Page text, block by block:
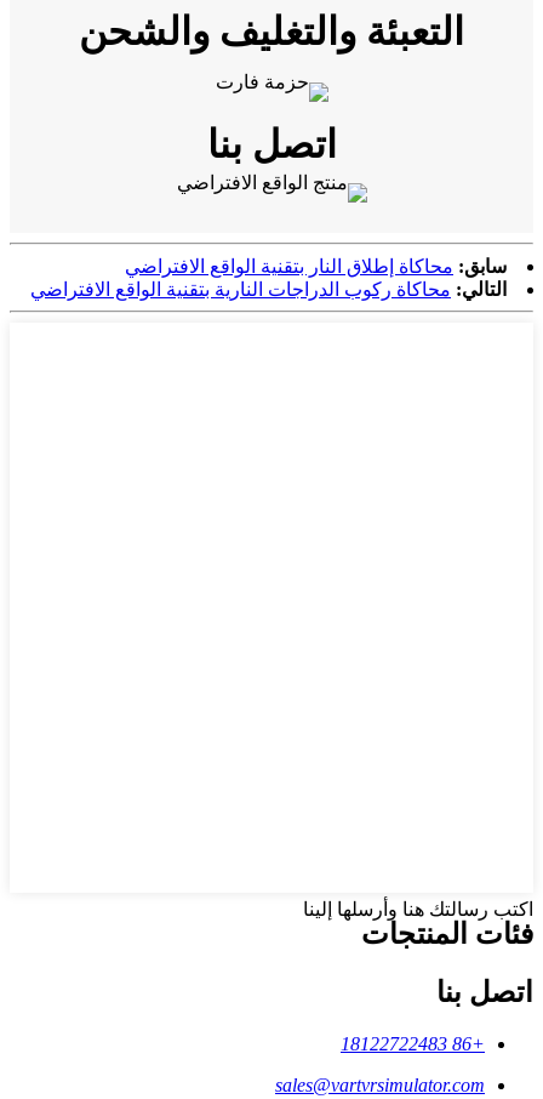
التعبئة والتغليف والشحن
اتصل بنا
سابق: محاكاة إطلاق النار بتقنية الواقع الافتراضي
التالي: محاكاة ركوب الدراجات النارية بتقنية الواقع الافتراضي
اكتب رسالتك هنا وأرسلها إلينا
فئات المنتجات
اتصل بنا
+86 18122722483
sales@vartvrsimulator.com